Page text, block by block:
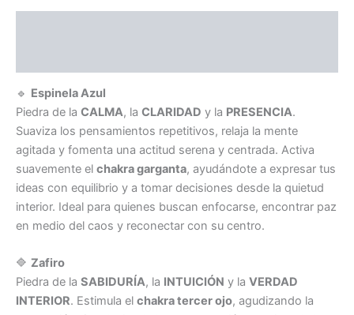
🔹 Espinela Azul
Piedra de la CALMA, la CLARIDAD y la PRESENCIA.
Suaviza los pensamientos repetitivos, relaja la mente
agitada y fomenta una actitud serena y centrada. Activa
suavemente el chakra garganta, ayudándote a expresar tus
ideas con equilibrio y a tomar decisiones desde la quietud
interior. Ideal para quienes buscan enfocarse, encontrar paz
en medio del caos y reconectar con su centro.
🔷 Zafiro
Piedra de la SABIDURÍA, la INTUICIÓN y la VERDAD
INTERIOR. Estimula el chakra tercer ojo, agudizando la